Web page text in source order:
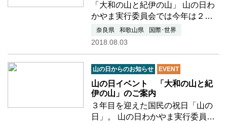
「大和の山と紀伊の山」 山の日わ
かやま実行委員会では今年は２つ
のコースをご用意しております。
・伯母子岳登山（１３４４m） 奈
世界遺産「高野と熊…つづきを読
む
奈良県 和歌山県 国際･世界
2018.08.03
山の日からのお知らせ EVENT
山の日イベント 「大和の山と紀
伊の山」のご案内
３年目を迎えた国民の祝日「山の
日」。 山の日わかやま実行委員会